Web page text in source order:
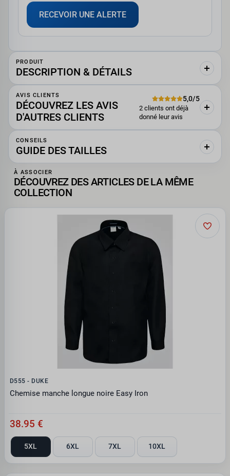
RECEVOIR UNE ALERTE
PRODUIT
DESCRIPTION & DÉTAILS
AVIS CLIENTS
DÉCOUVREZ LES AVIS
D'AUTRES CLIENTS
5,0/5
2 clients ont déjà
donné leur avis
CONSEILS
GUIDE DES TAILLES
À ASSOCIER
DÉCOUVREZ DES ARTICLES DE LA MÊME
COLLECTION
D555 - DUKE
Chemise manche longue noire Easy Iron
38.95 €
5XL 6XL 7XL 10XL